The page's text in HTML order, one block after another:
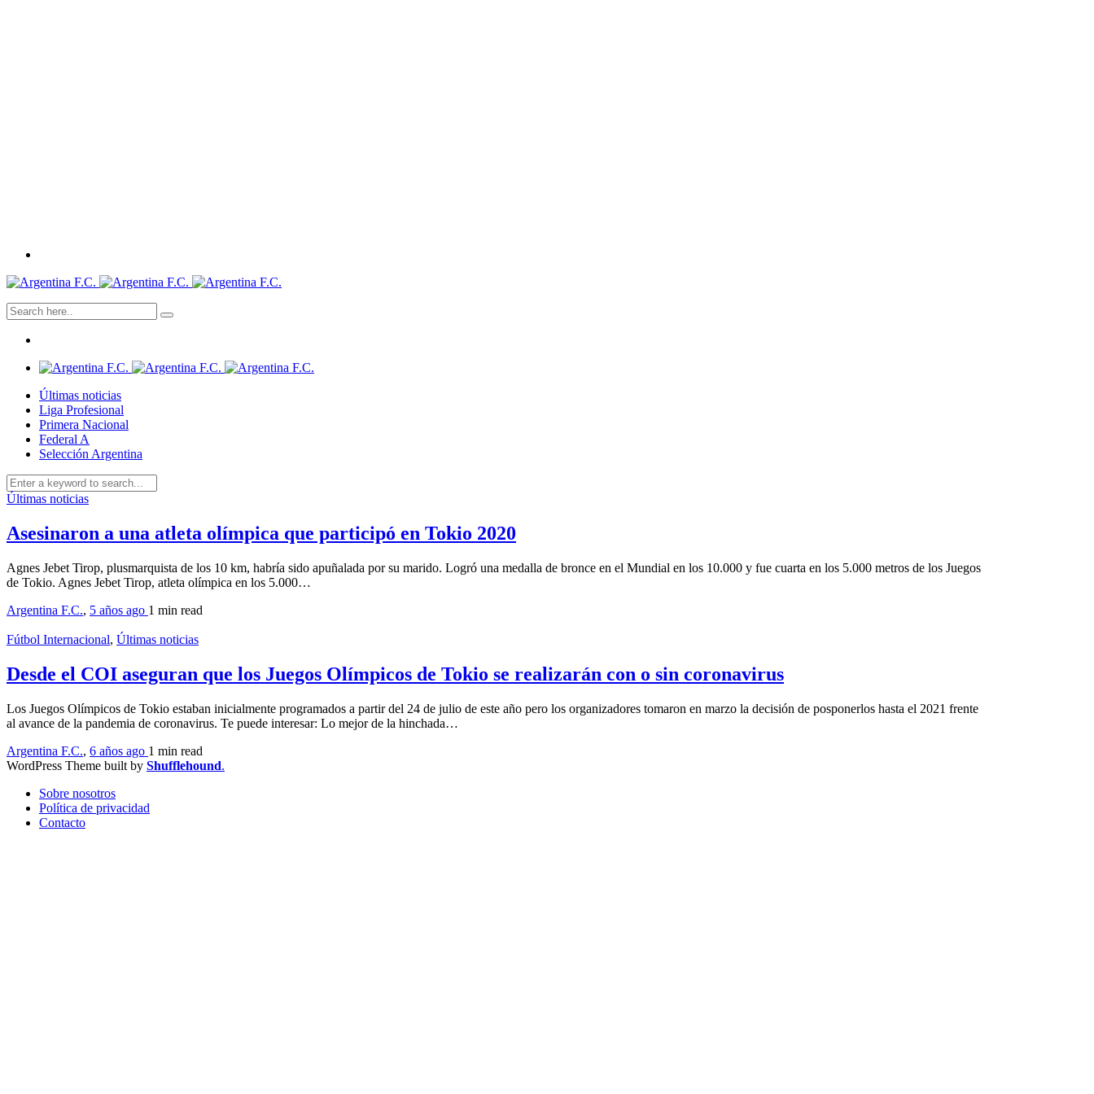
Últimas noticias
Liga Profesional
Primera Nacional
Federal A
Selección Argentina
Últimas noticias
Asesinaron a una atleta olímpica que participó en Tokio 2020
Agnes Jebet Tirop, plusmarquista de los 10 km, habría sido apuñalada por su marido. Logró una medalla de bronce en el Mundial en los 10.000 y fue cuarta en los 5.000 metros de los Juegos
de Tokio. Agnes Jebet Tirop, atleta olímpica en los 5.000…
Argentina F.C., 5 años ago 1 min read
Fútbol Internacional, Últimas noticias
Desde el COI aseguran que los Juegos Olímpicos de Tokio se realizarán con o sin coronavirus
Los Juegos Olímpicos de Tokio estaban inicialmente programados a partir del 24 de julio de este año pero los organizadores tomaron en marzo la decisión de posponerlos hasta el 2021 frente
al avance de la pandemia de coronavirus. Te puede interesar: Lo mejor de la hinchada…
Argentina F.C., 6 años ago 1 min read
WordPress Theme built by Shufflehound.
Sobre nosotros
Política de privacidad
Contacto